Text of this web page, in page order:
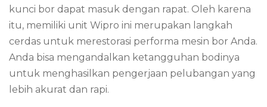
kunci bor dapat masuk dengan rapat. Oleh karena
itu, memiliki unit Wipro ini merupakan langkah
cerdas untuk merestorasi performa mesin bor Anda.
Anda bisa mengandalkan ketangguhan bodinya
untuk menghasilkan pengerjaan pelubangan yang
lebih akurat dan rapi.